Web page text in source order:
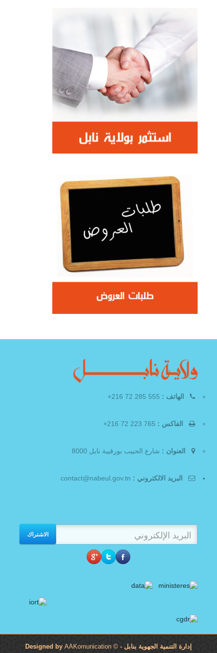
الهاتف :
الفاكس :
العنوان : شارع الحبيب بورقيبة نابل 8000
البريد الالكتروني :
الاشتراك
إدارة التنمية الجهوية بنابل - Designed by
AAKomunication ©